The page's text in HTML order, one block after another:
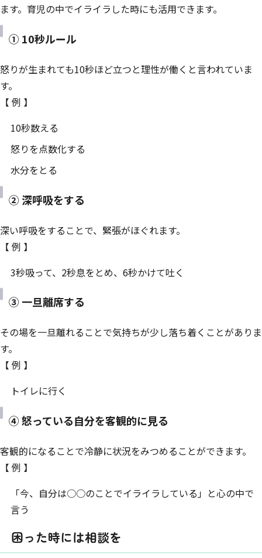
ます。育児の中でイライラした時にも活用できます。
① 10秒ルール
怒りが生まれても10秒ほど立つと理性が働くと言われていま
す。
【 例 】
10秒数える
怒りを点数化する
水分をとる
② 深呼吸をする
深い呼吸をすることで、緊張がほぐれます。
【 例 】
3秒吸って、2秒息をとめ、6秒かけて吐く
③ 一旦離席する
その場を一旦離れることで気持ちが少し落ち着くことがありま
す。
【 例 】
トイレに行く
④ 怒っている自分を客観的に見る
客観的になることで冷静に状況をみつめることができます。
【 例 】
「今、自分は○○のことでイライラしている」と心の中で
言う
困った時には相談を